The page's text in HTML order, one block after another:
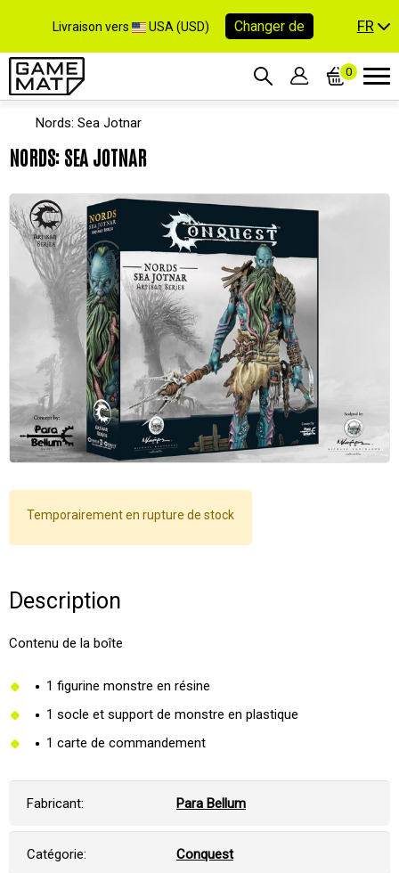
Livraison vers USA (USD) Changer de FR
0
Nords: Sea Jotnar
NORDS: SEA JOTNAR
Temporairement en rupture de stock
Description
Contenu de la boîte
1 figurine monstre en résine
1 socle et support de monstre en plastique
1 carte de commandement
Fabricant: Para Bellum
Catégorie: Conquest